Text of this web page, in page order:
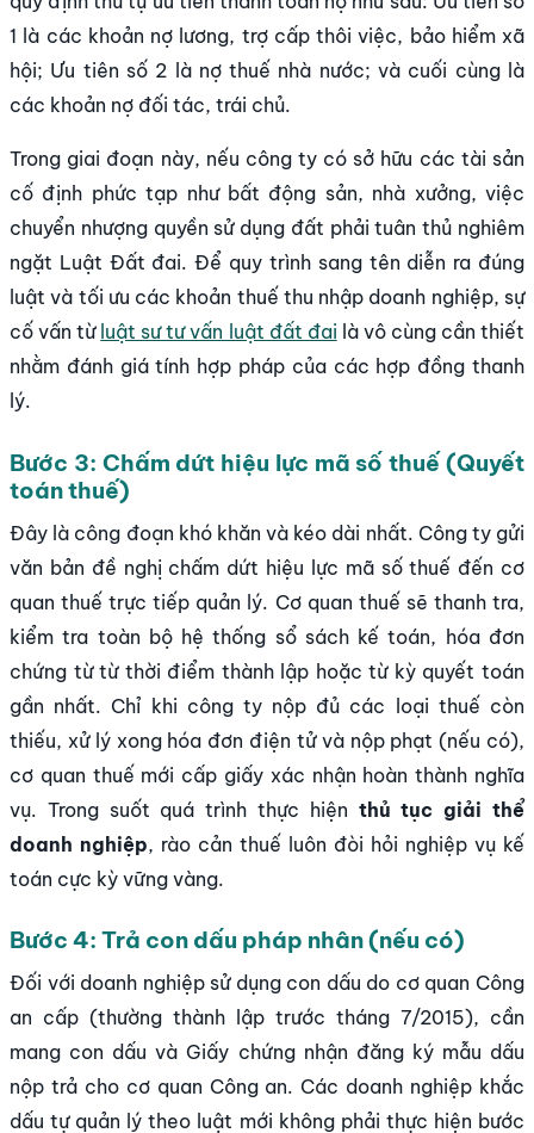
1 là các khoản nợ lương, trợ cấp thôi việc, bảo hiểm xã
hội; Ưu tiên số 2 là nợ thuế nhà nước; và cuối cùng là
các khoản nợ đối tác, trái chủ.
Trong giai đoạn này, nếu công ty có sở hữu các tài sản
cố định phức tạp như bất động sản, nhà xưởng, việc
chuyển nhượng quyền sử dụng đất phải tuân thủ nghiêm
ngặt Luật Đất đai. Để quy trình sang tên diễn ra đúng
luật và tối ưu các khoản thuế thu nhập doanh nghiệp, sự
cố vấn từ luật sư tư vấn luật đất đai là vô cùng cần thiết
nhằm đánh giá tính hợp pháp của các hợp đồng thanh
lý.
Bước 3: Chấm dứt hiệu lực mã số thuế (Quyết
toán thuế)
Đây là công đoạn khó khăn và kéo dài nhất. Công ty gửi
văn bản đề nghị chấm dứt hiệu lực mã số thuế đến cơ
quan thuế trực tiếp quản lý. Cơ quan thuế sẽ thanh tra,
kiểm tra toàn bộ hệ thống sổ sách kế toán, hóa đơn
chứng từ từ thời điểm thành lập hoặc từ kỳ quyết toán
gần nhất. Chỉ khi công ty nộp đủ các loại thuế còn
thiếu, xử lý xong hóa đơn điện tử và nộp phạt (nếu có),
cơ quan thuế mới cấp giấy xác nhận hoàn thành nghĩa
vụ. Trong suốt quá trình thực hiện thủ tục giải thể
doanh nghiệp, rào cản thuế luôn đòi hỏi nghiệp vụ kế
toán cực kỳ vững vàng.
Bước 4: Trả con dấu pháp nhân (nếu có)
Đối với doanh nghiệp sử dụng con dấu do cơ quan Công
an cấp (thường thành lập trước tháng 7/2015), cần
mang con dấu và Giấy chứng nhận đăng ký mẫu dấu
nộp trả cho cơ quan Công an. Các doanh nghiệp khắc
dấu tự quản lý theo luật mới không phải thực hiện bước